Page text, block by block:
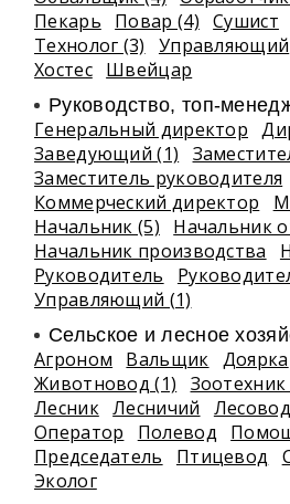
Пекарь
Повар (4) Сушист
Технолог (3)
Управляющий
Хостес Швейцар
Руководство, топ-
Генеральный директор
Заведующий (1)
Заместитель руководителя
Коммерческий директор
Начальник (5)
Начальник
Начальник производства
Руководитель
Управляющий (1)
Сельское и лесное
Агроном Вальщик Доярка
Животновод (1)
Зоотехник
Лесник Лесничий Лесовод
Оператор
Полевод
Председатель
Птицевод
Эколог